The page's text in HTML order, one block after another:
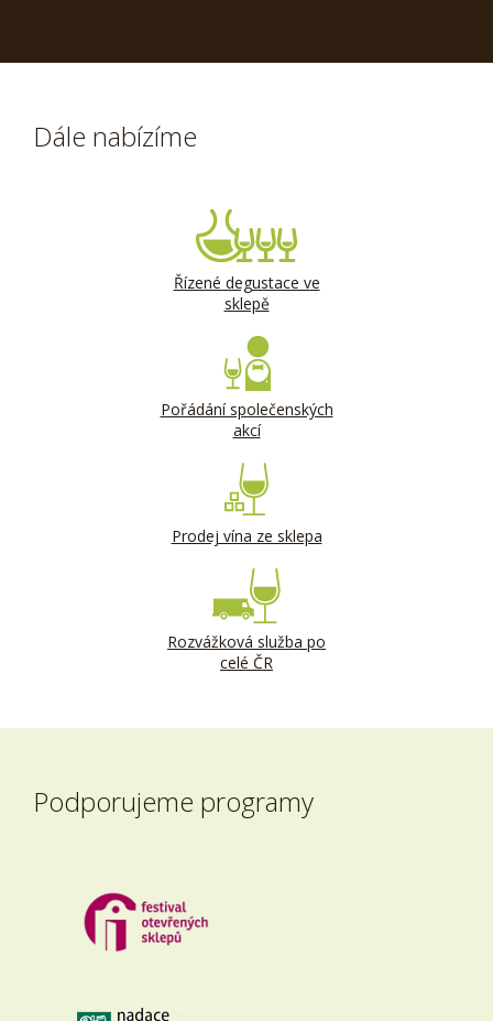
Dále nabízíme
Řízené degustace ve
sklepě
Pořádání společenských
akcí
Prodej vína ze sklepa
Rozvážková služba po
celé ČR
Podporujeme programy